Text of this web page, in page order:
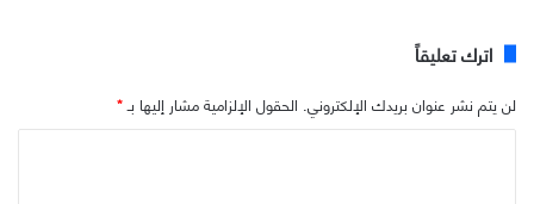
اترك تعليقاً
لن يتم نشر عنوان بريدك الإلكتروني. الحقول الإلزامية مشار إليها بـ*